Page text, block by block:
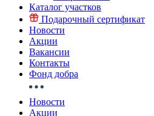
Каталог участков
Подарочный сертификат
Новости
Акции
Вакансии
Контакты
Фонд добра
Новости
Акции